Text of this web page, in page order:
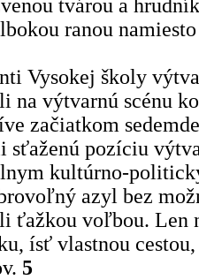
tvárou a
ranou
Vysokej školy
na výtvarnú scénu
začiatkom
sťaženú pozíciu
kultúrno-
azyl bez
ťažkou voľbou. Len
ísť vlastnou
5